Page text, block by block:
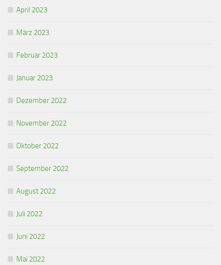
April 2023
März 2023
Februar 2023
Januar 2023
Dezember 2022
November 2022
Oktober 2022
September 2022
August 2022
Juli 2022
Juni 2022
Mai 2022